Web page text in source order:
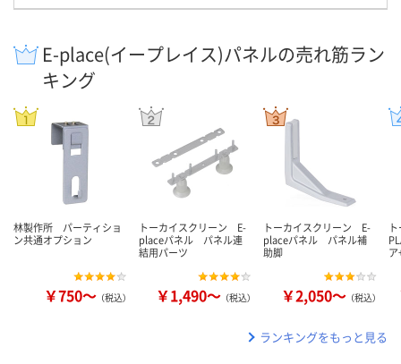
E-place(イープレイス)パネルの売れ筋ラン
キング
林製作所 パーティショ
ン共通オプション
￥750～ （税込）
トーカイスクリーン E-
placeパネル パネル連
結用パーツ
￥1,490～ （税込）
トーカイスクリーン E-
placeパネル パネル補
助脚
￥2,050～ （税込）
ランキングをもっと見る